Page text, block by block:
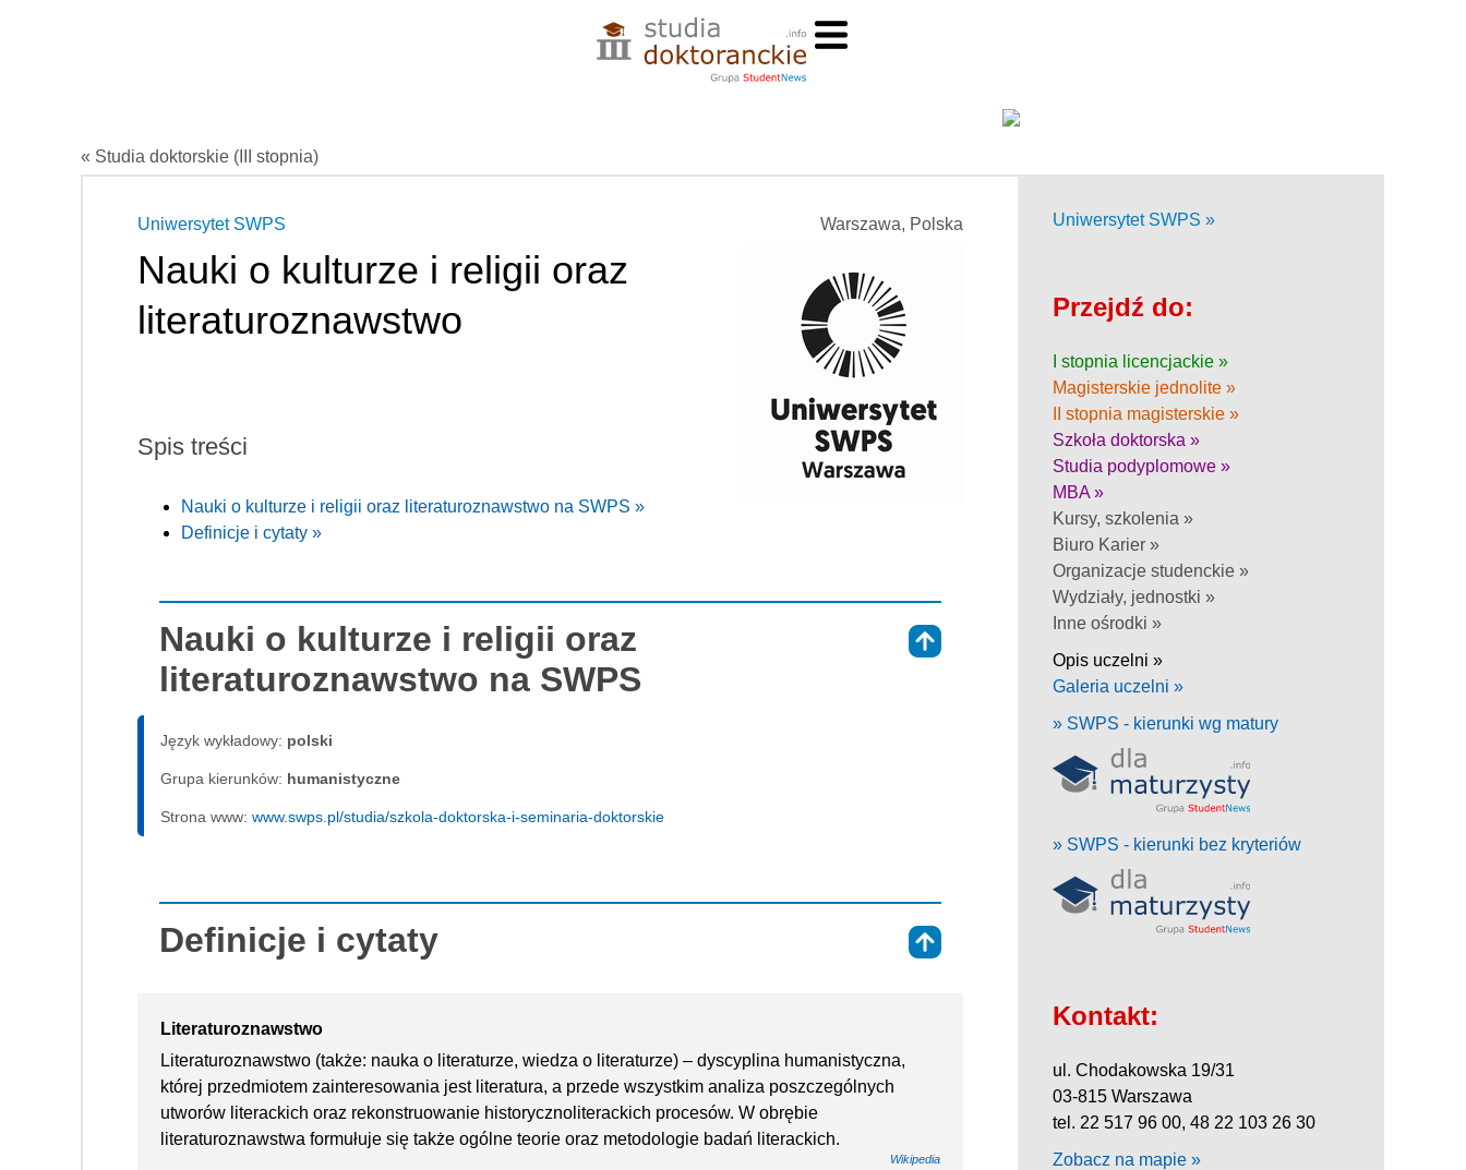
« Studia doktorskie (III stopnia)
Warszawa, Polska
Uniwersytet SWPS
Nauki o kulturze i religii oraz
literaturoznawstwo
Spis treści
Nauki o kulturze i religii oraz literaturoznawstwo na SWPS »
Definicje i cytaty »
Nauki o kulturze i religii oraz
literaturoznawstwo na SWPS
Język wykładowy: polski
Grupa kierunków: humanistyczne
Strona www: www.swps.pl/studia/szkola-doktorska-i-seminaria-doktorskie
Definicje i cytaty
Literaturoznawstwo
Literaturoznawstwo (także: nauka o literaturze, wiedza o literaturze) – dyscyplina humanistyczna,
której przedmiotem zainteresowania jest literatura, a przede wszystkim analiza poszczególnych
utworów literackich oraz rekonstruowanie historycznoliterackich procesów. W obrębie
literaturoznawstwa formułuje się także ogólne teorie oraz metodologie badań literackich.
Wikipedia
Uniwersytet SWPS »
Przejdź do:
I stopnia licencjackie »
Magisterskie jednolite »
II stopnia magisterskie »
Szkoła doktorska »
Studia podyplomowe »
MBA »
Kursy, szkolenia »
Biuro Karier »
Organizacje studenckie »
Wydziały, jednostki »
Inne ośrodki »
Opis uczelni »
Galeria uczelni »
» SWPS - kierunki wg matury
» SWPS - kierunki bez kryteriów
Kontakt:
ul. Chodakowska 19/31
03-815 Warszawa
tel. 22 517 96 00, 48 22 103 26 30
Zobacz na mapie »